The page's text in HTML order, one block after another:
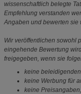
wissenschaftlich belegte
Empfehlung verstanden
Angaben und bewerten sie
Wir veröffentlichen sowohl
eingehende Bewertung
freigegeben, wenn sie
keine
keine Werbung für
keine